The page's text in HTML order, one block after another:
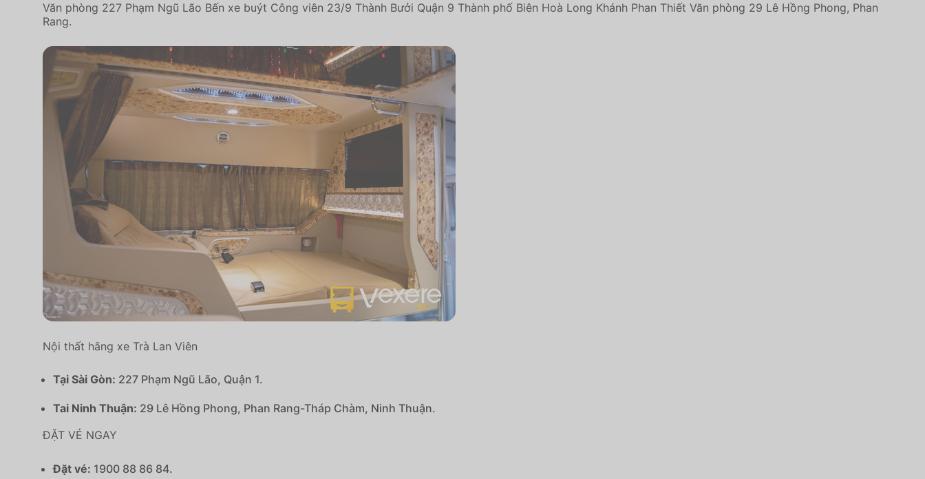
Văn phòng 227 Phạm Ngũ Lão Bến xe buýt Công viên 23/9 Thành Bưởi Quận 9 Thành phố Biên Hoà Long Khánh Phan Thiết Văn phòng 29 Lê Hồng Phong, Phan
Rang.
Nội thất hãng xe Trà Lan Viên
Tại Sài Gòn: 227 Phạm Ngũ Lão, Quận 1.
Tai Ninh Thuận: 29 Lê Hồng Phong, Phan Rang-Tháp Chàm, Ninh Thuận.
ĐẶT VÉ NGAY
Đặt vé: 1900 88 86 84.